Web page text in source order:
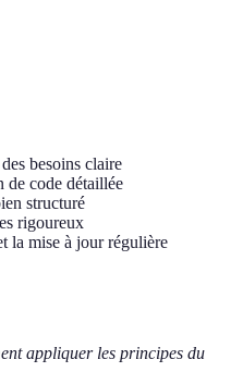
besoins claire
code détaillée
structuré
rigoureux
la mise à jour régulière
appliquer les principes du